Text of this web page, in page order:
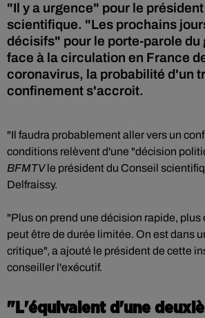
"Il y a urgence" pour le président
scientifique. "Les prochains
décisifs" pour le porte-parole du
face à la circulation en France
coronavirus, la probabilité d'un
confinement s'accroit.
"Il faudra probablement aller vers un
conditions relèvent d'une "décision
BFMTVle président du Conseil
Delfraissy.
"Plus on prend une décision rapide, plus
peut être de durée limitée. On est dans
critique", a ajouté le président de cette
conseiller l'exécutif.
"L'équivalent d'une